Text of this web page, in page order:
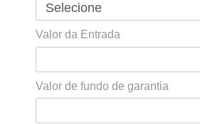
Valor da Entrada
Valor de fundo de garantia